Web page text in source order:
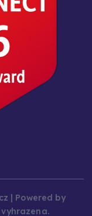
| Powered by
vyhrazena.